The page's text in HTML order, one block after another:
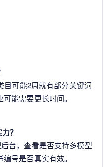
目可能2周就有部分关键词
能需要更长时间。
？
台，查看是否支持多模型
号是否真实有效。